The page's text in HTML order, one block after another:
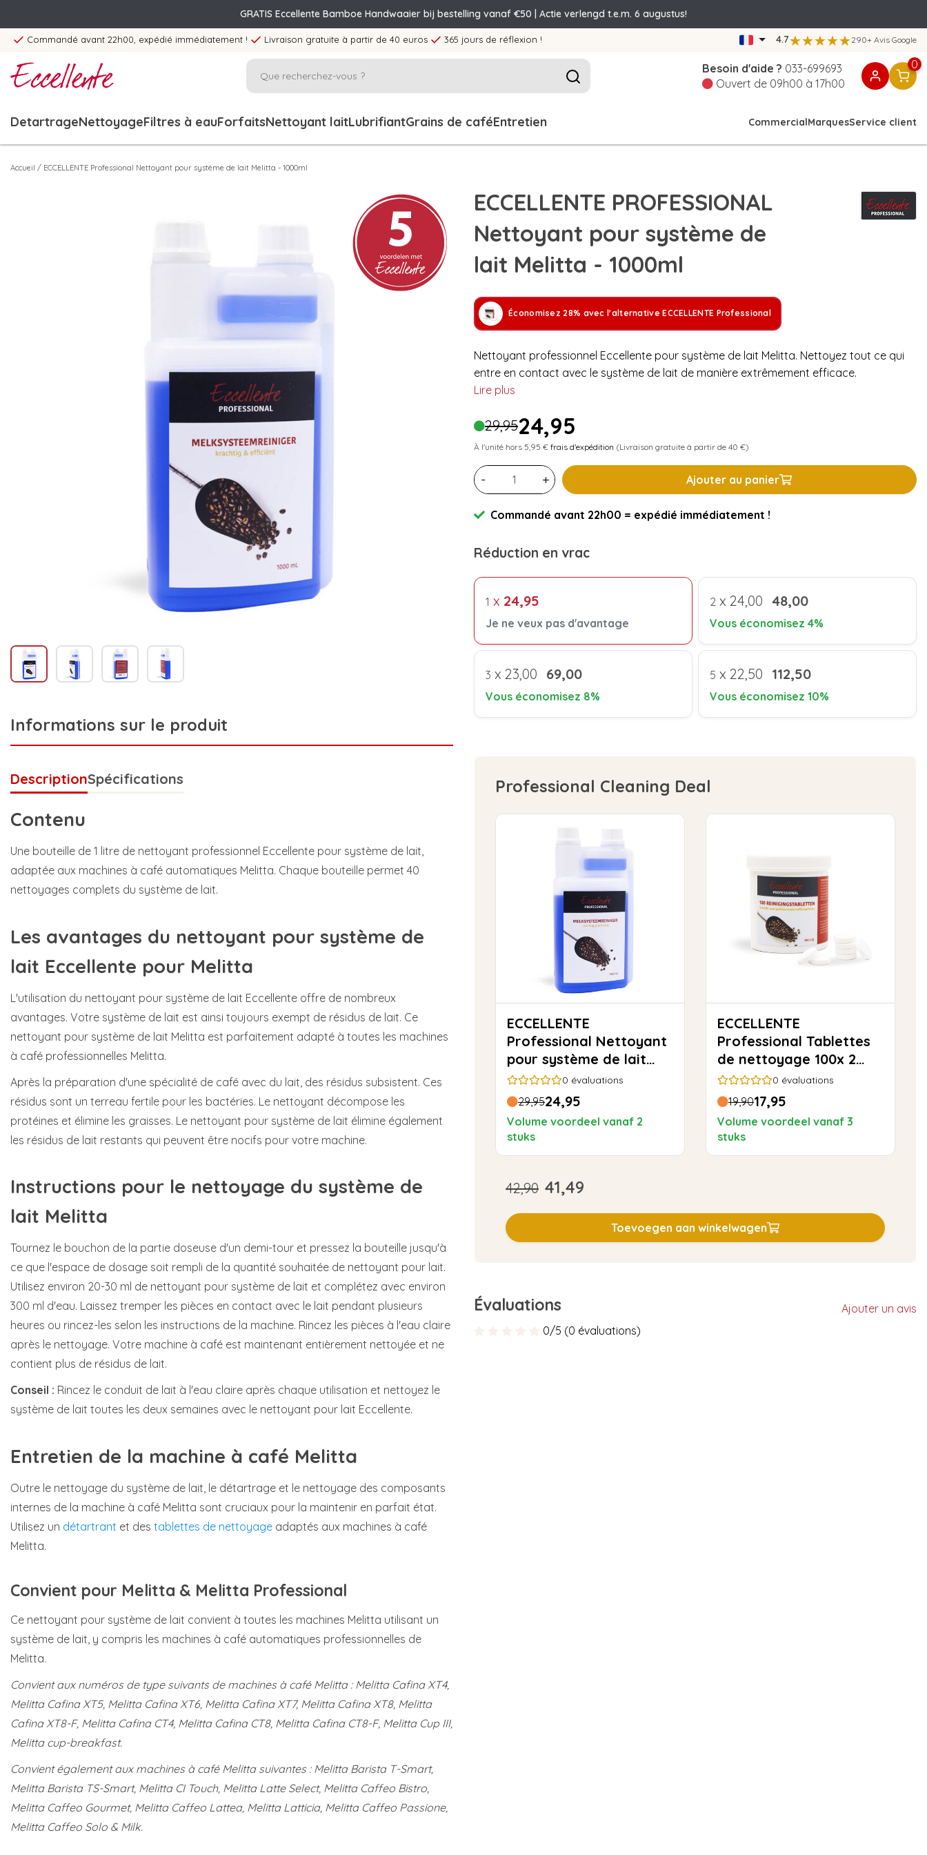
GRATIS Eccellente Bamboe Handwaaier bij bestelling vanaf €50 | Actie verlengd t.e.m. 6 augustus!
Commandé avant 22h00, expédié immédiatement ! Livraison gratuite à partir de 40 euros 365 jours de réflexion ! 4.7 290+ Avis Google
Besoin d'aide ? 033-699693
Ouvert de 09h00 à 17h00
0
DetartrageNettoyageFiltres à eauForfaitsNettoyant laitLubrifiantGrains de caféEntretien CommercialMarquesService client
Accueil / ECCELLENTE Professional Nettoyant pour système de lait Melitta - 1000ml
Informations sur le produit
DescriptionSpécifications
Contenu
Une bouteille de 1 litre de nettoyant professionnel Eccellente pour système de lait,
adaptée aux machines à café automatiques Melitta. Chaque bouteille permet 40
nettoyages complets du système de lait.
Les avantages du nettoyant pour système de
lait Eccellente pour Melitta
L'utilisation du nettoyant pour système de lait Eccellente offre de nombreux
avantages. Votre système de lait est ainsi toujours exempt de résidus de lait. Ce
nettoyant pour système de lait Melitta est parfaitement adapté à toutes les machines
à café professionnelles Melitta.
Après la préparation d'une spécialité de café avec du lait, des résidus subsistent. Ces
résidus sont un terreau fertile pour les bactéries. Le nettoyant décompose les
protéines et élimine les graisses. Le nettoyant pour système de lait élimine également
les résidus de lait restants qui peuvent être nocifs pour votre machine.
Instructions pour le nettoyage du système de
lait Melitta
Tournez le bouchon de la partie doseuse d'un demi-tour et pressez la bouteille jusqu'à
ce que l'espace de dosage soit rempli de la quantité souhaitée de nettoyant pour lait.
Utilisez environ 20-30 ml de nettoyant pour système de lait et complétez avec environ
300 ml d'eau. Laissez tremper les pièces en contact avec le lait pendant plusieurs
heures ou rincez-les selon les instructions de la machine. Rincez les pièces à l'eau claire
après le nettoyage. Votre machine à café est maintenant entièrement nettoyée et ne
contient plus de résidus de lait.
Conseil : Rincez le conduit de lait à l'eau claire après chaque utilisation et nettoyez le
système de lait toutes les deux semaines avec le nettoyant pour lait Eccellente.
Entretien de la machine à café Melitta
Outre le nettoyage du système de lait, le détartrage et le nettoyage des composants
internes de la machine à café Melitta sont cruciaux pour la maintenir en parfait état.
Utilisez un détartrant et des tablettes de nettoyage adaptés aux machines à café
Melitta.
Convient pour Melitta & Melitta Professional
Ce nettoyant pour système de lait convient à toutes les machines Melitta utilisant un
système de lait, y compris les machines à café automatiques professionnelles de
Melitta.
Convient aux numéros de type suivants de machines à café Melitta : Melitta Cafina XT4,
Melitta Cafina XT5, Melitta Cafina XT6, Melitta Cafina XT7, Melitta Cafina XT8, Melitta
Cafina XT8-F, Melitta Cafina CT4, Melitta Cafina CT8, Melitta Cafina CT8-F, Melitta Cup III,
Melitta cup-breakfast.
Convient également aux machines à café Melitta suivantes : Melitta Barista T-Smart,
Melitta Barista TS-Smart, Melitta CI Touch, Melitta Latte Select, Melitta Caffeo Bistro,
Melitta Caffeo Gourmet, Melitta Caffeo Lattea, Melitta Latticia, Melitta Caffeo Passione,
Melitta Caffeo Solo & Milk.
ECCELLENTE PROFESSIONAL
Nettoyant pour système de
lait Melitta - 1000ml
Économisez 28% avec l'alternative ECCELLENTE Professional
Nettoyant professionnel Eccellente pour système de lait Melitta. Nettoyez tout ce qui
entre en contact avec le système de lait de manière extrêmement efficace.
Lire plus
29,9524,95
À l'unité hors 5,95 € frais d'expédition (Livraison gratuite à partir de 40 €)
- + Ajouter au panier
Commandé avant 22h00 = expédié immédiatement !
Réduction en vrac
1 x 24,95
Je ne veux pas d'avantage
2 x 24,00 48,00
Vous économisez 4%
3 x 23,00 69,00
Vous économisez 8%
5 x 22,50 112,50
Vous économisez 10%
Professional Cleaning Deal
ECCELLENTE
Professional Nettoyant
pour système de lait
Melitta - 1000ml
0 évaluations
29,9524,95
Volume voordeel vanaf 2
stuks
ECCELLENTE
Professional Tablettes
de nettoyage 100x 2
grammes
0 évaluations
19,9017,95
Volume voordeel vanaf 3
stuks
42,90 41,49
Toevoegen aan winkelwagen
Évaluations
Ajouter un avis
0/5 (0 évaluations)